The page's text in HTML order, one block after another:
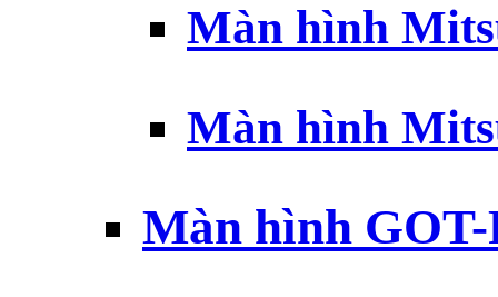
Màn hình
Màn hình
Màn hình GOT-